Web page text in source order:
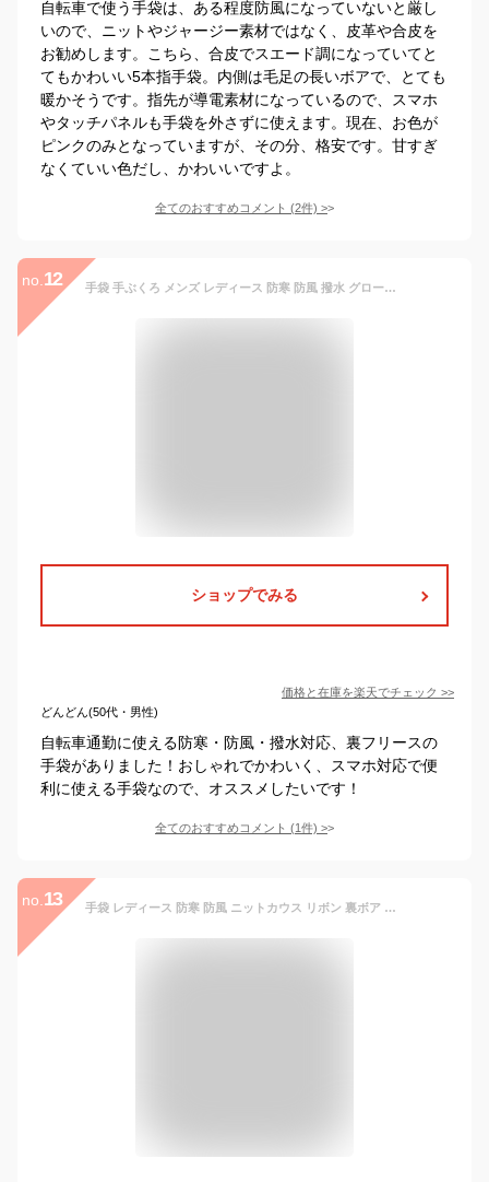
自転車で使う手袋は、ある程度防風になっていないと厳し
いので、ニットやジャージー素材ではなく、皮革や合皮を
お勧めします。こちら、合皮でスエード調になっていてと
てもかわいい5本指手袋。内側は毛足の長いボアで、とても
暖かそうです。指先が導電素材になっているので、スマホ
やタッチパネルも手袋を外さずに使えます。現在、お色が
ピンクのみとなっていますが、その分、格安です。甘すぎ
なくていい色だし、かわいいですよ。
全てのおすすめコメント (2件) >
no. 12 手袋 手ぶくろ メンズ レディース 防寒 防風 撥水 グローブ 裏起毛 裏フリース スマホ手袋 スマートフォン対応 タッチパネル 自転車 バイク アウトドア サイクリング ブラックフライデー
ショップでみる
価格と在庫を楽天でチェック >>
どんどん(50代・男性)
自転車通勤に使える防寒・防風・撥水対応、裏フリースの
手袋がありました！おしゃれでかわいく、スマホ対応で便
利に使える手袋なので、オススメしたいです！
全てのおすすめコメント (1件) >
no. 13 手袋 レディース 防寒 防風 ニットカウス リボン 裏ボア すべり止め メール便送料無料 自転車 暖かい 柔らかい かわいい 通勤 通学 あったかグッズ